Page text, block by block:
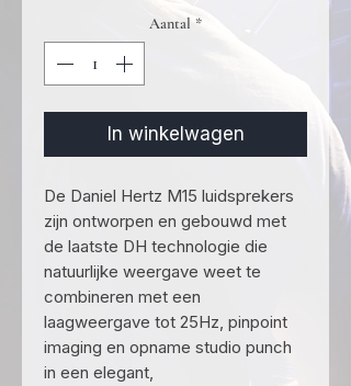
Aantal *
In winkelwagen
De Daniel Hertz M15 luidsprekers
zijn ontworpen en gebouwd met
de laatste DH technologie die
natuurlijke weergave weet te
combineren met een
laagweergave tot 25Hz, pinpoint
imaging en opname studio punch
in een elegant,